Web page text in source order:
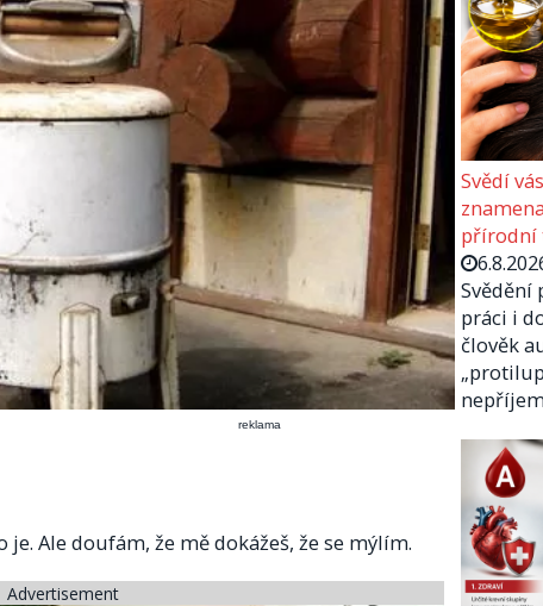
reklama
Ale doufám, že mě dokážeš, že se mýlím.
Advertisement
Svědí
přírodní
Svědění
práci i
člověk